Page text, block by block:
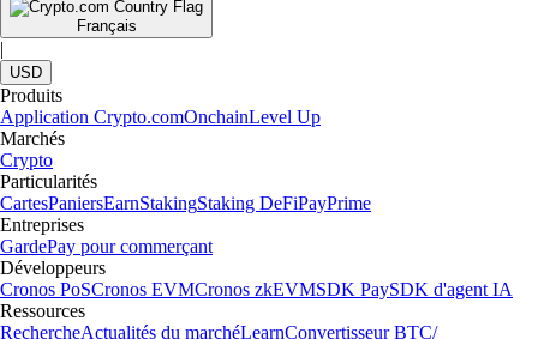
Français
|
USD
Produits
Application Crypto.comOnchainLevel Up
Marchés
Crypto
Particularités
CartesPaniersEarnStakingStaking DeFiPayPrime
Entreprises
GardePay pour commerçant
Développeurs
Cronos PoSCronos EVMCronos zkEVMSDK PaySDK d'agent IA
Ressources
RechercheActualités du marchéLearnConvertisseur BTC/